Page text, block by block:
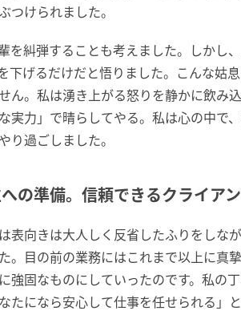
つけられました。
を糾弾することも考えました。しかし
下げるだけだと悟りました。こんな姑
ん。私は湧き上がる怒りを静かに飲み
実力」で晴らしてやる。私は心の中で
り過ごしました。
の準備。信頼できるクライア
表向きは大人しく反省したふりをしな
。目の前の業務にはこれまで以上に真
強固なものにしていったのです。私の
たになら安心して仕事を任せられる」